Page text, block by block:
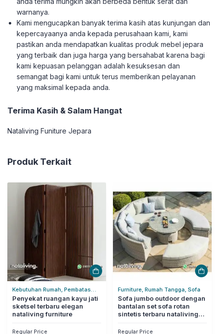
warnanya.
Kami mengucapkan banyak terima kasih atas kunjungan dan
kepercayaanya anda kepada perusahaan kami, kami
pastikan anda mendapatkan kualitas produk mebel jepara
yang terbaik dan juga harga yang bersahabat karena bagi
kami kepuasan pelanggan adalah kesuksesan dan
semangat bagi kami untuk terus memberikan pelayanan
yang maksimal kepada anda.
Terima Kasih & Salam Hangat
Nataliving Funiture Jepara
Produk Terkait
Kebutuhan Rumah, Pembatas
Ruangan, Rumah Tangga
Penyekat ruangan kayu jati
sketsel terbaru elegan
nataliving furniture
Regular Price
Furniture, Rumah Tangga, Sofa
Sofa jumbo outdoor dengan
bantalan set sofa rotan
sintetis terbaru nataliving
Regular Price